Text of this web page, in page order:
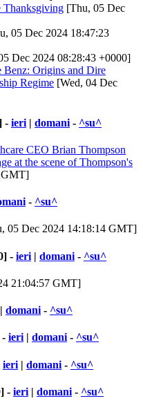
Thanksgiving [Thu, 05 Dec
05 Dec 2024 18:47:23
Dec 2024 08:28:43 +0000]
Benz: Origins and Dire
Regime [Wed, 04 Dec
- ieri | domani - ^su^
CEO Brian Thompson
at the scene of Thompson's
GMT]
- ^su^
05 Dec 2024 14:18:14 GMT]
- ieri | domani - ^su^
21:04:57 GMT]
| domani - ^su^
- ieri| domani- ^su^
ieri | domani - ^su^
- ieri | domani - ^su^